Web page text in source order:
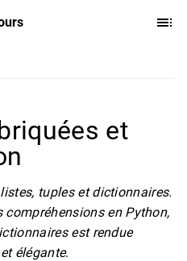
et
tuples et dictionnaires.
compréhensions en Python,
est rendue
élégante.